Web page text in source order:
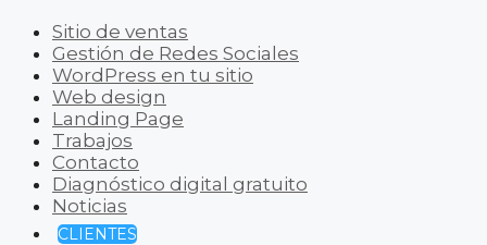
Sitio de ventas
Gestión de Redes Sociales
WordPress en tu sitio
Web design
Landing Page
Trabajos
Contacto
Diagnóstico digital gratuito
Noticias
CLIENTES